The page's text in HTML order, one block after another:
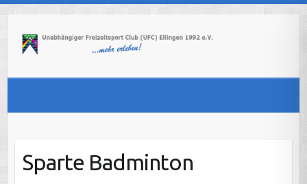
content
Sparte Badminton